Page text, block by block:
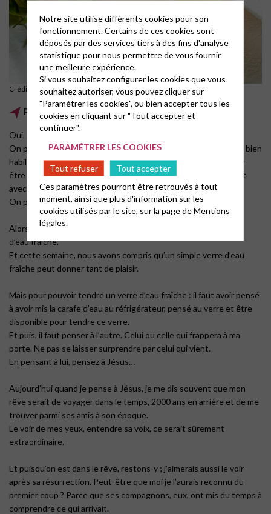
Crédit: Sergey Kotenev /Unsplash
Prédication
Oui, Jésus nous surprend…
On pourrait croire qu’il nous faut nous faire propre, bien coiffé, bien
habillé et faire des tas de choses compliquées et difficiles pour
être digne d’accueillir Jésus, pour être parmi ceux qui marchent
avec lui.
On pourrait croire que Dieu est inaccessible.
Alors qu’il suffit, comme le dit Jésus, de savoir donner un verre
d’eau fraiche.
Et cette semaine, nous avons compris qu’un simple verre d’eau
fraîche peut donner tant de plaisir.
Mais pour pouvoir tendre un verre d’eau fraîche : il faut avoir pensé
à avoir mis la carafe d’eau au réfrigérateur, pensé au verre et être
disponible pour tendre ce verre.
Et puis, il faut penser à l’autre. Celui ou celle qui frappera à ma
porte. Ne pas se laisser surprendre par celui qui vient.
En pensant à lui, pensez à Jésus…
Aujourd’hui quand je pense à Jésus, je me dis souvent que mon
rêve serait de voyager dans le temps, 2000 ans en arrière et de me
trouver parmi ses amis à son époque.
Le voir de mes yeux, entendre sa voix, ce serait sûrement
extraordinaire.
Et puisqu’on est dans le rêve, restons-y ; j’aimerais aussi le voir
après sa résurrection. Peut-être que moi je l’aurais reconnu du
premier coup ? Parce que ses compagnons, eux, ont mis du temps à
comprendre ce qui arrivait.
Notre site utilise différents cookies pour son
fonctionnement. Certains de ces cookies sont
déposés par des services tiers à des fins d'analyse
statistique pour nous permettre de vous fournir
une meilleure expérience.
Si vous souhaitez configurer les cookies que vous
souhaitez autoriser, vous pouvez cliquer sur
"Paramétrer les cookies", ou bien accepter tous les
cookies en cliquant sur "Tout accepter et
continuer".
PARAMÉTRER LES COOKIES
Tout refuser
Tout accepter
Ces paramètres pourront être retrouvés à tout
moment, ainsi que plus d'information sur les
cookies utilisés par le site, sur la page deMentions
légales.